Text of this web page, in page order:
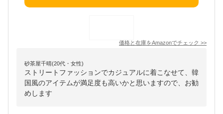
価格と在庫をAmazonでチェック >>
砂茶屋千晴(20代・女性)
ストリートファッションでカジュアルに着こなせて、韓
国風のアイテムが満足度も高いかと思いますので、お勧
めします